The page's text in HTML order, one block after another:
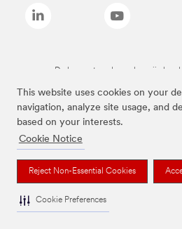
This website uses cookies on your
navigation, analyze site usage, and
based on your interests.
Cookie Notice
Reject Non-Essential Cookies
Cookie Preferences
De bovenstaande merken zijn